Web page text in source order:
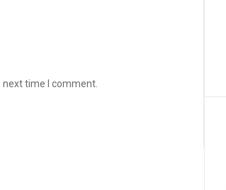
time I comment.